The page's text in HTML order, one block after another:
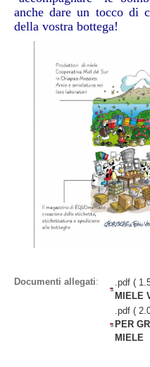
anche dare un tocco di
della vostra bottega!
Documenti allegati: .pdf (
MIELE
.pdf (
PER
MIELE